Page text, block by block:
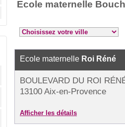
Ecole maternelle
Ecole maternelle Roi Réné
BOULEVARD DU ROI
13100 Aix-en-Provence
Afficher les détails